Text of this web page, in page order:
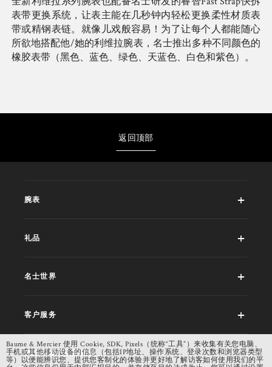
表带更换系统，让表主能在几秒钟内轻松更换柔性材质表
带或精钢表链。就像儿戏般容易！为了让每个人都能随心
所欲地搭配他/她的利维拉腕表，名士推出多种不同颜色的
橡胶表带（黑色、蓝色、绿色、天蓝色、白色和紫色）。
返回顶部
腕表
礼品
名士世界
客户服务
线上商城特别限定款
Baume & Mercier 使用 Cookie, SDK, Pixels（统称“工具”）来收集有关您电脑、
手机或其他移动设备的信息（包括IP地址、操作系统、登录次数和浏览器类型
等）以便能辨识您、提供您客制化的体验并更好地了解访客如何使用我们的平